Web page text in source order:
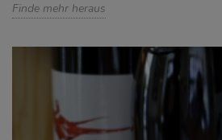
Finde mehr heraus